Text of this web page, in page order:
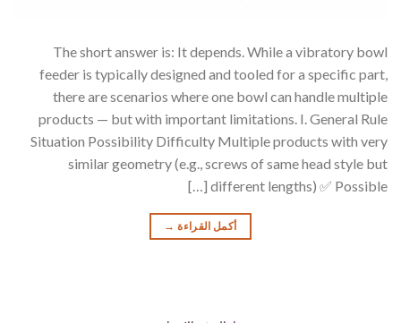
The short answer is: It depends. While a vibratory bowl
feeder is typically designed and tooled for a specific part,
there are scenarios where one bowl can handle multiple
products — but with important limitations. I. General Rule
Situation Possibility Difficulty Multiple products with very
similar geometry (e.g., screws of same head style but
different lengths) ✅ Possible […]
أكمل القراءة →